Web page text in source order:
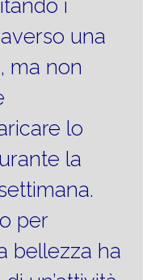
i
una
ma non
lo
la
per
bellezza ha